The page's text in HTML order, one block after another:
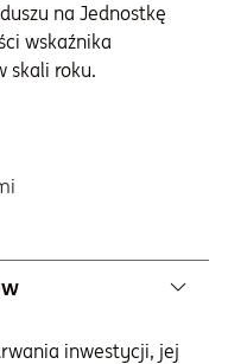
na Jednostkę
wskaźnika
skali roku.
inwestycji, jej